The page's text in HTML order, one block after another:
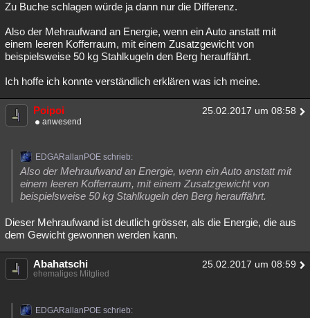
Zu Buche schlagen würde ja dann nur die Differenz.
Also der Mehraufwand an Energie, wenn ein Auto anstatt mit
einem leeren Kofferraum, mit einem Zusatzgewicht von
beispielsweise 50 kg Stahlkugeln den Berg herauffährt.
Ich hoffe ich konnte verständlich erklären was ich meine.
Poipoi 25.02.2017 um 08:58
anwesend
EDGARallanPOE schrieb:
Also der Mehraufwand an Energie, wenn ein Auto anstatt mit
einem leeren Kofferraum, mit einem Zusatzgewicht von
beispielsweise 50 kg Stahlkugeln den Berg herauffährt.
Dieser Mehraufwand ist deutlich grösser, als die Energie, die aus
dem Gewicht gewonnen werden kann.
Abahatschi 25.02.2017 um 08:59
ehemaliges Mitglied
EDGARallanPOE schrieb: